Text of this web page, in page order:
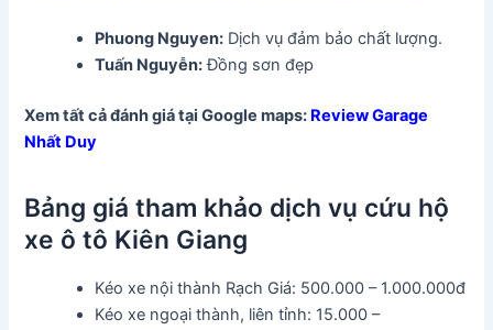
Phuong Nguyen: Dịch vụ đảm bảo chất lượng.
Tuấn Nguyễn:Đồng sơn đẹp
Xem tất cả đánh giá tại Google maps: ReviewGarage
Nhất Duy
Bảng giá tham khảo dịch vụ cứu hộ
xe ô tô Kiên Giang
Kéo xe nội thành Rạch Giá: 500.000 – 1.000.000đ
Kéo xe ngoại thành, liên tỉnh: 15.000 –